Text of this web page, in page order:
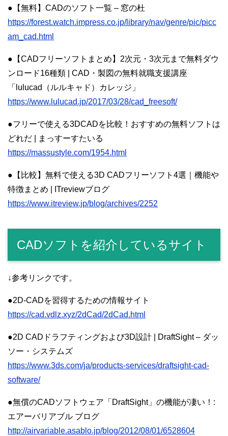
●【無料】CADのソフト一覧 – 窓の杜
https://forest.watch.impress.co.jp/library/nav/genre/pic/picc
am_cad.html
●【CADフリーソフトまとめ】2次元・3次元まで無料ダウ
ンロード16種類 | CAD・製図の無料就職支援講座
「lulucad（ルルキャド）カレッジ」
https://www.lulucad.jp/2017/03/28/cad_freesoft/
●フリーで使える3DCADを比較！おすすめの無料ソフトは
どれだ | まっすーすたいる
https://massustyle.com/1954.html
●【比較】無料で使える3D CADフリーソフト4選｜機能や
特徴まとめ | ITreviewブログ
https://www.itreview.jp/blog/archives/2252
CADソフトを紹介しているサイト
↓参考リンクです。
●2D-CADを習得するための情報サイト
https://cad.vdlz.xyz/2dCad/2dCad.html
●2D CADドラフティングおよび3D設計 | DraftSight – ダッ
ソー・システムズ
https://www.3ds.com/ja/products-services/draftsight-cad-
software/
●無償のCADソフトウェア「DraftSight」の機能が凄い！:
エアーバリアブル ブログ
http://airvariable.asablo.jp/blog/2012/08/01/6528604